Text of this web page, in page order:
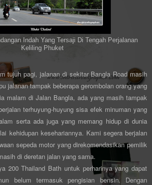
Indah Yang Tersaji Di Tengah Perjalanan
Keliling Phuket
tujuh pagi, jalanan di sekitar Bangla Road masih
jalanan tampak beberapa gerombolan orang yang
malam di Jalan Bangla, ada yang masih tampak
terhuyung-huyung sisa efek minuman yang
serta ada juga yang memang hidup di dunia
kehidupan kesehariannya. Kami segera berjalan
sepeda motor yang direkomendasikan pemilik
di deretan jalan yang sama.
200 Thailand Bath untuk perharinya yang dapat
belum termasuk pengisian bensin. Dengan